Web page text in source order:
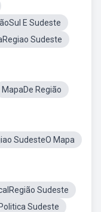
E Sudeste
Sudeste
MapaDe Região
SudesteO Mapa
Sudeste
Sudeste